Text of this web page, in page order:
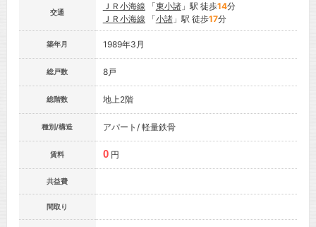
交通
ＪＲ小海線 「東小諸」駅 徒歩14分
ＪＲ小海線 「小諸」駅 徒歩17分
築年月 1989年3月
総戸数 8戸
総階数 地上2階
種別/構造 アパート/ 軽量鉄骨
賃料 0 円
共益費
間取り